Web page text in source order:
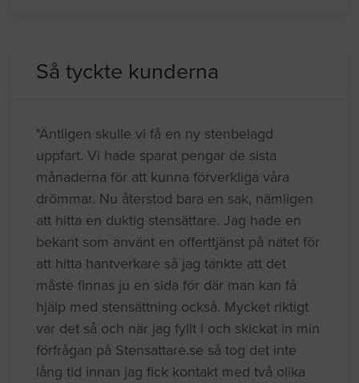
Så tyckte kunderna
"Äntligen skulle vi få en ny stenbelagd
uppfart. Vi hade sparat pengar de sista
månaderna för att kunna förverkliga våra
drömmar. Nu återstod bara en sak, nämligen
att hitta en duktig stensättare. Jag hade en
bekant som använt en offerttjänst på nätet för
att hitta hantverkare så jag tänkte att det
måste finnas ju en sida för där man kan få
hjälp med stensättning också. Mycket riktigt
var det så och när jag fyllt i och skickat in min
förfrågan på Stensattare.se så tog det inte
lång tid innan jag fick kontakt med två olika